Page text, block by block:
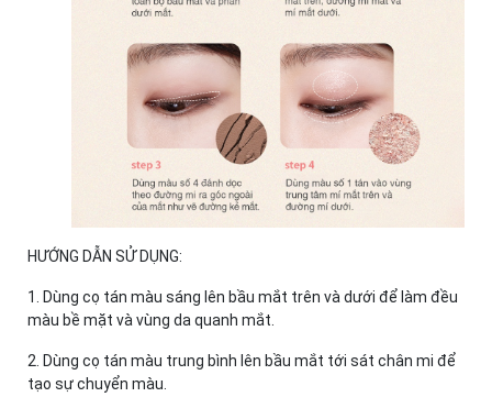
HƯỚNG DẪN SỬ DỤNG:
1. Dùng cọ tán màu sáng lên bầu mắt trên và dưới để làm đều
màu bề mặt và vùng da quanh mắt.
2. Dùng cọ tán màu trung bình lên bầu mắt tới sát chân mi để
tạo sự chuyển màu.